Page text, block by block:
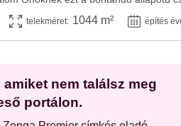
telekméret: 1044 m² építés
nem találsz meg
portálon.